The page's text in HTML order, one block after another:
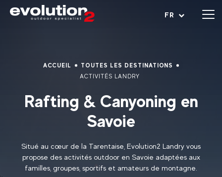
FR
Ouvrir le menu
ACCUEIL
TOUTES LES DESTINATIONS
ACTIVITÉS LANDRY
Rafting & Canyoning en
Savoie
Situé au cœur de la Tarentaise, Evolution2 Landry vous
propose des activités outdoor en Savoie adaptées aux
familles, groupes, sportifs et amateurs de montagne.